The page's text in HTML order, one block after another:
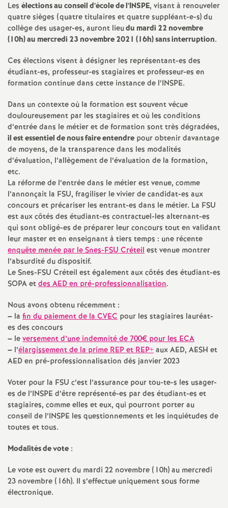
i
o
n
a
l
d
e
s
E
n
s
i
g
n
e
e
n
Les élections au conseil d’école de l’INSPE, visant à renouveler
quatre sièges (quatre titulaires et quatre suppléant-e-s) du
collège des usager-es, auront lieudu mardi 22 novembre
(10h) au mercredi 23 novembre 2021 (16h) sans interruption.
Ces élections visent à désigner les représentant-es des
étudiant-es, professeur-es stagiaires et professeur-es en
formation continue dans cette instance de l’INSPE.
Dans un contexte où la formation est souvent vécue
douloureusement par les stagiaires et où les conditions
d’entrée dans le métier et de formation sont très dégradées,
il est essentiel de nous faire entendre pour obtenir davantage
de moyens, de la transparence dans les modalités
d’évaluation, l’allègement de l’évaluation de la formation,
etc.
La réforme de l’entrée dans le métier est venue, comme
l’annonçait la FSU, fragiliser le vivier de candidat-es aux
concours et précariser les entrant-es dans le métier. La FSU
est aux côtés des étudiant-es contractuel-les alternant-es
qui sont obligé-es de préparer leur concours tout en validant
leur master et en enseignant à tiers temps : une récente
enquête menée par le Snes-FSUCréteilest venue montrer
l’absurdité du dispositif.
Le Snes-FSU Créteil est également aux côtés des étudiant-es
SOPAetdesAEDen pré-professionnalisation.
Nous avons obtenu récemment :
– la fin du paiement de laCVEC pour les stagiaires lauréat-
es des concours
– leversement d’une indemnité de 700€ pour lesECA
– l’élargissement de la primeREPetREP+auxAED, AESH et
AEDen pré-professionnalisation dès janvier 2023
Voter pour la FSU c’est l’assurance pour tou-te-s les usager-
es de l’INSPE d’être représenté-es par des étudiant-es et
stagiaires, comme elles et eux, qui pourront porter au
conseil de l’INSPE les questionnements et les inquiétudes de
toutes et tous.
Modalités de vote :
Le vote est ouvert du mardi 22 novembre (10h) au mercredi
23 novembre (16h). Il s’effectue uniquement sous forme
électronique.